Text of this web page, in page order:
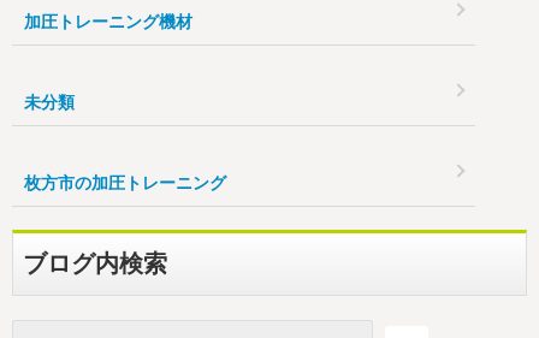
加圧トレーニング機材
未分類
枚方市の加圧トレーニング
ブログ内検索